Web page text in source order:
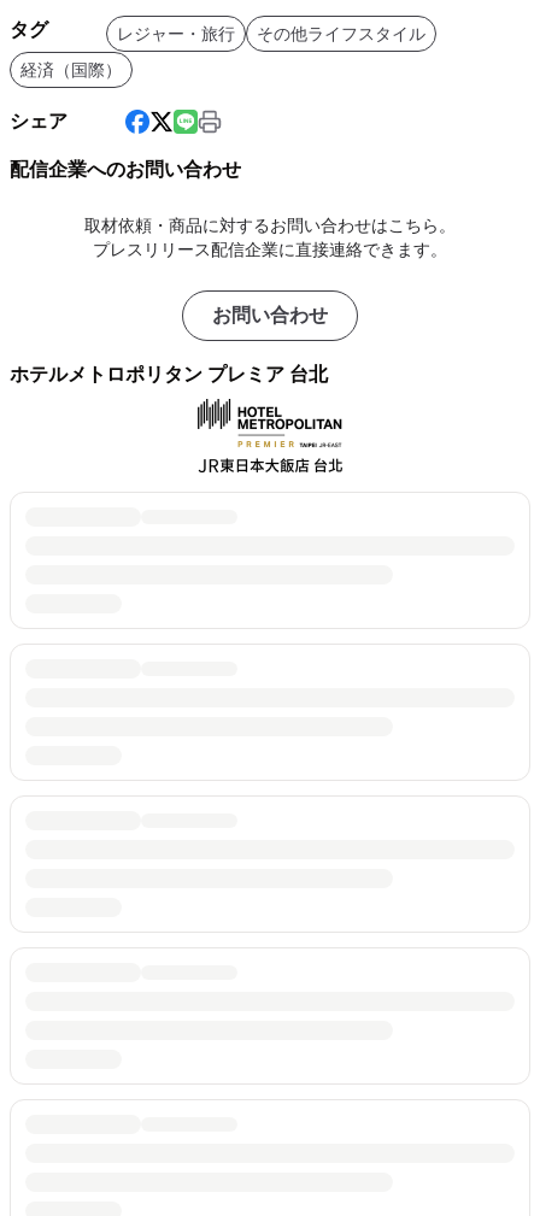
タグ レジャー・旅行
その他ライフスタイル
経済（国際）
シェア
配信企業へのお問い合わせ
取材依頼・商品に対するお問い合わせはこちら。
プレスリリース配信企業に直接連絡できます。
お問い合わせ
ホテルメトロポリタン プレミア 台北